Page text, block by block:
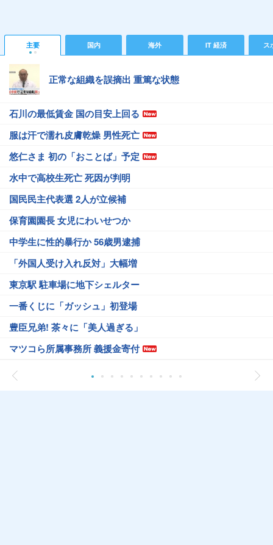
主要 国内 海外 IT 経済 ス
正常な組織を誤摘出 重篤な状態
石川の最低賃金 国の目安上回る
服は汗で濡れ皮膚乾燥 男性死亡
悠仁さま 初の「おことば」予定
水中で高校生死亡 死因が判明
国民民主代表選 2人が立候補
保育園園長 女児にわいせつか
中学生に性的暴行か 56歳男逮捕
「外国人受け入れ反対」大幅増
東京駅 駐車場に地下シェルター
一番くじに「ガッシュ」初登場
豊臣兄弟! 茶々に「美人過ぎる」
マツコら所属事務所 義援金寄付